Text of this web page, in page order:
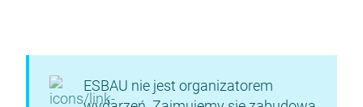
ESBAU nie jest organizatorem